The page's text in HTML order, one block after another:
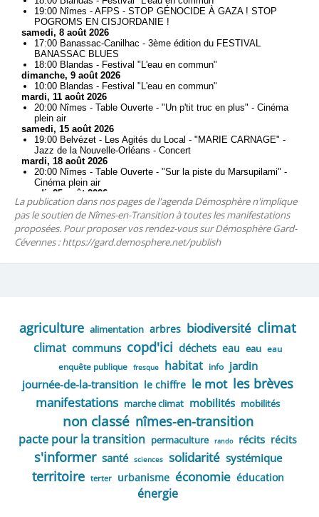
La publication dans nos pages de l'agenda Démosphère n'implique
pas le soutien de Nîmes-en-Transition à toutes les manifestations
proposées. Pour proposer vos rendez-vous sur Démosphère Gard-
Cévennes : https://gard.demosphere.net/publish
agriculture alimentation arbres biodiversité climat
climat communs copd'ici déchets eau eau eau
enquête publique
fresque habitat info jardin
journée-de-la-transition le chiffre le mot les brèves
manifestations marche climat mobilités mobilités
non classé nîmes-en-transition
pacte pour la transition permaculture rando récits récits
s'informer santé sciences solidarité systémique
territoire terter urbanisme économie éducation
énergie